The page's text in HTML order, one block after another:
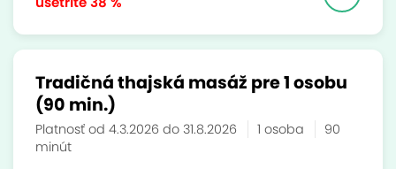
Tradičná thajská masáž pre 1 osobu
(90 min.)
Platnosť od 4.3.2026 do 31.8.2026 1 osoba
90
minút